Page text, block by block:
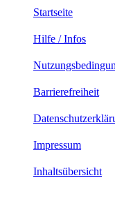
Startseite
Hilfe / Infos
Barrierefreiheit
Impressum
Inhaltsübersicht